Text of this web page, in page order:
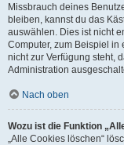
Missbrauch deines
bleiben, kannst du das
auswählen. Dies ist nicht
Computer, zum Beispiel in
nicht zur Verfügung steht,
Administration
Nach oben
Wozu ist die Funktion
„Alle Cookies löschen“